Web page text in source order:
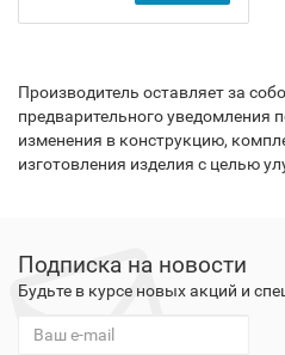
Производитель оставляет за
предварительного уведомления
изменения в конструкцию,
изготовления изделия с целью
Подписка на новости
Будьте в курсе новых акций и